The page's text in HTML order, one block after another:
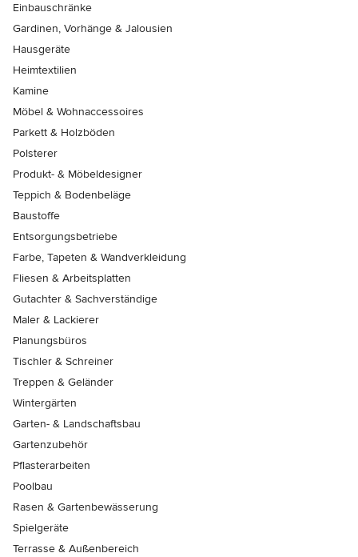
Einbauschränke
Gardinen, Vorhänge & Jalousien
Hausgeräte
Heimtextilien
Kamine
Möbel & Wohnaccessoires
Parkett & Holzböden
Polsterer
Produkt- & Möbeldesigner
Teppich & Bodenbeläge
Baustoffe
Entsorgungsbetriebe
Farbe, Tapeten & Wandverkleidung
Fliesen & Arbeitsplatten
Gutachter & Sachverständige
Maler & Lackierer
Planungsbüros
Tischler & Schreiner
Treppen & Geländer
Wintergärten
Garten- & Landschaftsbau
Gartenzubehör
Pflasterarbeiten
Poolbau
Rasen & Gartenbewässerung
Spielgeräte
Terrasse & Außenbereich